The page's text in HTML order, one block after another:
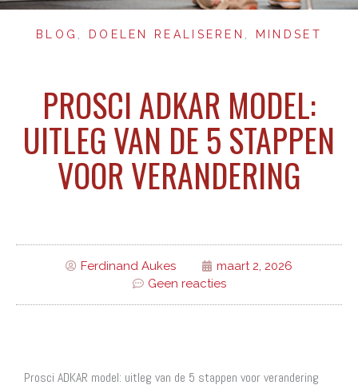
BLOG DOELEN REALISEREN MINDSET
PROSCI ADKAR MODEL:
UITLEG VAN DE 5 STAPPEN
VOOR VERANDERING
Ferdinand Aukes
maart 2, 2026
Geen reacties
Prosci ADKAR model: uitleg van de 5 stappen voor verandering